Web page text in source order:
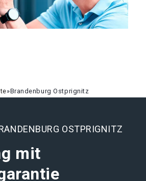
»Brandenburg Ostprignitz
OSTPRIGNITZ
mit